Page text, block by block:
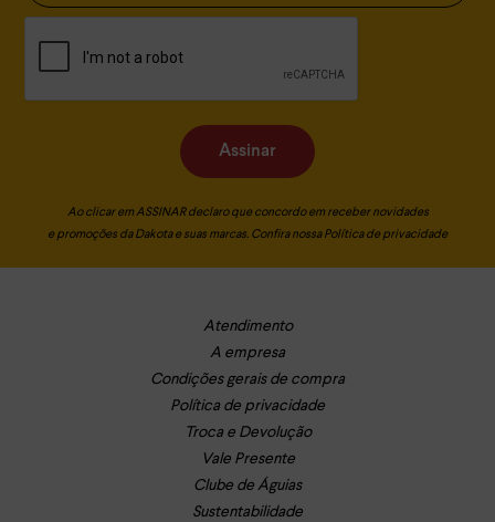
Assinar
Ao clicar em ASSINAR declaro que concordo em receber novidades
e promoções da Dakota e suas marcas. Confira nossaPolítica de privacidade
Atendimento
A empresa
Condições gerais de compra
Política de privacidade
Troca e Devolução
Vale Presente
Clube de Águias
Sustentabilidade